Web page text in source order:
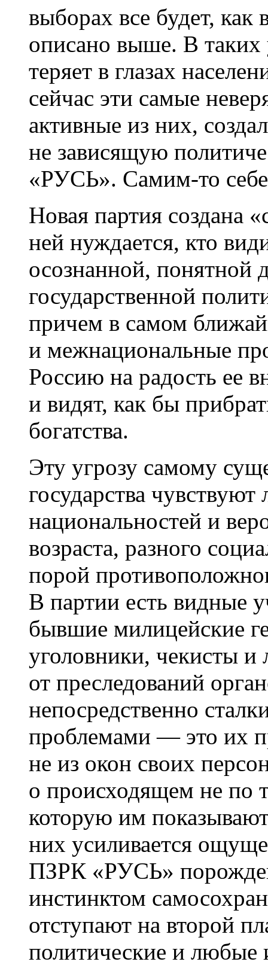
выборах все будет, как
описано выше. В таких
теряет в глазах
сейчас эти самые
активные из них,
не зависящую
«РУСЬ». Самим-то себе
Новая партия создана
ней нуждается, кто
осознанной, понятной
государственной
причем в самом
и межнациональные
Россию на радость ее
и видят, как бы
богатства.
Эту угрозу самому
государства
национальностей и
возраста, разного
порой
В партии есть видные
бывшие милицейские
уголовники, чекисты
от преследований
непосредственно
проблемами —это их
не из окон своих
о происходящем не по
которую им
них усиливается
ПЗРК «РУСЬ»
инстинктом
отступают на второй
политические и любые